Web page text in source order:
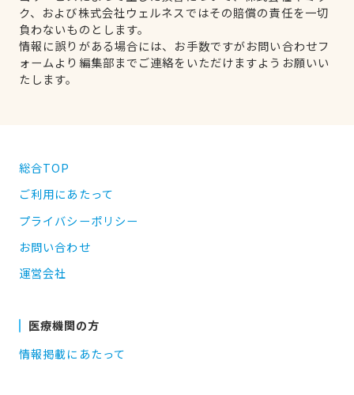
ク、および株式会社ウェルネスではその賠償の責任を一切
負わないものとします。
情報に誤りがある場合には、お手数ですがお問い合わせフ
ォームより編集部までご連絡をいただけますようお願いい
たします。
総合TOP
ご利用にあたって
プライバシーポリシー
お問い合わせ
運営会社
医療機関の方
情報掲載にあたって